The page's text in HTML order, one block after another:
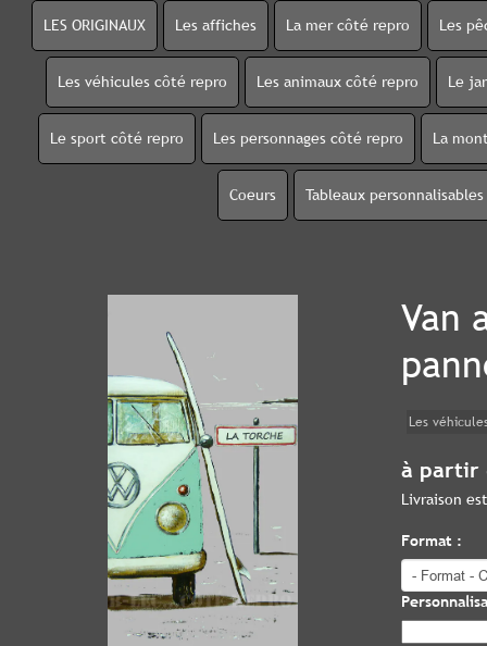
LES ORIGINAUX Les affiches La mer côté repro Les
Les véhicules côté repro Les animaux côté repro Le
Le sport côté repro Les personnages côté repro La
Coeurs Tableaux personnalisables
Van
Les
à partir
Livraison
Format :